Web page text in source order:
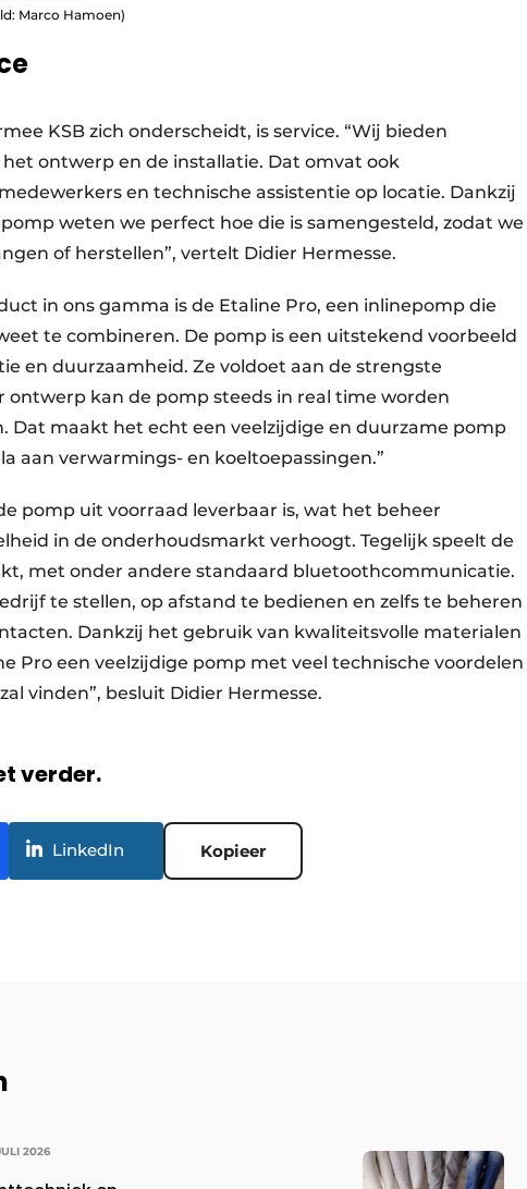
Marco Hamoen)
KSB zich onderscheidt, is service. “Wij bieden
ontwerp en de installatie. Dat omvat ook
en technische assistentie op locatie. Dankzij
weten we perfect hoe die is samengesteld, zodat we
of herstellen”, vertelt Didier Hermesse.
in ons gamma is de Etaline Pro, een inlinepomp die
te combineren. De pomp is een uitstekend voorbeeld
en duurzaamheid. Ze voldoet aan de strengste
ontwerp kan de pomp steeds in real time worden
Dat maakt het echt een veelzijdige en duurzame pomp
aan verwarmings- en koeltoepassingen.”
pomp uit voorraad leverbaar is, wat het beheer
in de onderhoudsmarkt verhoogt. Tegelijk speelt de
met onder andere standaard bluetoothcommunicatie.
te stellen, op afstand te bedienen en zelfs te beheren
Dankzij het gebruik van kwaliteitsvolle materialen
Pro een veelzijdige pomp met veel technische voordelen
vinden”, besluit Didier Hermesse.
verder.
LinkedIn Kopieer
2026